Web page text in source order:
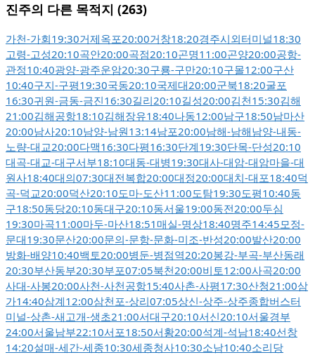
진주의 다른 목적지 (263)
가천-가회19:30거제옥포20:00거창18:20경주시외터미널18:30
고령-고성20:10곡안20:00곡점20:10곤명11:00곤양20:00공항-
관정10:40광양-광주운암20:30구룡-구만20:10구몰12:00구산
10:40구지-구평19:30국동20:10국제대20:00군북18:20굴포
16:30귀원-금동-금진16:30길리20:10길성20:00김천15:30김해
21:00김해공항18:10김해장유18:40나동12:00남구18:50남마산
20:00남사20:10남양-남원13:14남포20:00남해-남해남양-내동-
노량-대교20:00다맥16:30다평16:30단계19:30단목-단성20:10
대곡-대교-대구서부18:10대동-대병19:30대사-대암-대암마을-대
원사18:40대의07:30대전복합20:00대정20:00대치-대포18:40덕
곡-덕교20:00덕산20:10도마-도산11:00도탐19:30도평10:40동
구18:50동당20:10동대구20:10동서울19:00동전20:00두심
19:30마곡11:00마두-마산18:51매실-명상18:40명주14:45모정-
문대19:30문산20:00문의-문항-문화-미조-반성20:00발산20:00
방화-배양10:40백토20:00병둔-병점역20:20봉강-부곡-부산동래
20:30부산동부20:30부포07:05북천20:00비토12:00사곡20:00
사대-사봉20:00사천-사천공항15:40사촌-사평17:30산청21:00삼
가14:40삼계12:00삼천포-상리07:05상신-상주-상주종합버스터
미널-상촌-새고개-생초21:00서대구20:10서신20:10서울경부
24:00서울남부22:10서포18:50서황20:00석계-석남18:40선창
14:20설매-세간-세종10:30세종청사10:30소남10:40소리당